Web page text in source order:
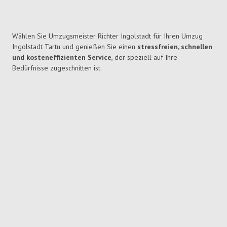
Wählen Sie Umzugsmeister Richter Ingolstadt für Ihren Umzug
Ingolstadt Tartu und genießen Sie einen stressfreien, schnellen
und kosteneffizienten Service, der speziell auf Ihre
Bedürfnisse zugeschnitten ist.